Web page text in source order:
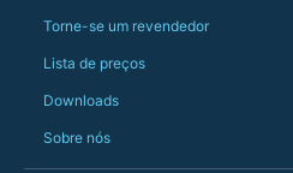
Torne-se um revendedor
Lista de preços
Downloads
Sobre nós